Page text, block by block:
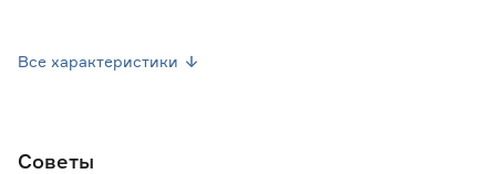
Все характеристики
Советы